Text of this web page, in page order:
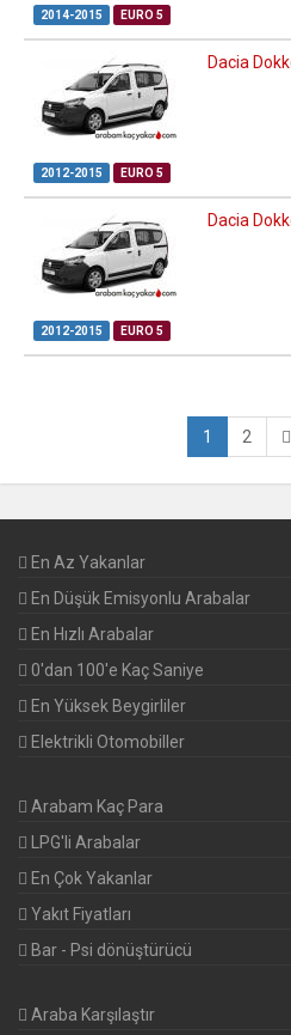
2014-2015 EURO 5
Dacia
2012-2015 EURO 5
Dacia
2012-2015 EURO 5
1 2
En Az Yakanlar
En Düşük Emisyonlu Arabalar
En Hızlı Arabalar
0'dan 100'e Kaç Saniye
En Yüksek Beygirliler
Elektrikli Otomobiller
Arabam Kaç Para
LPG'li Arabalar
En Çok Yakanlar
Yakıt Fiyatları
Bar - Psi dönüştürücü
Araba Karşılaştır